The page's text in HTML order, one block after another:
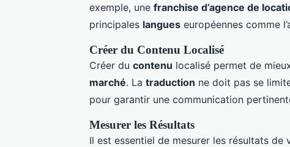
exemple, une franchise d’agence de
principales langues européennes comme
Créer du Contenu Localisé
Créer du contenu localisé permet de
marché. La traduction ne doit pas se
pour garantir une communication
Mesurer les Résultats
Il est essentiel de mesurer les résultats de